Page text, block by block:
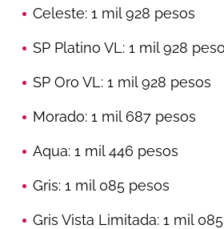
Celeste: 1 mil 928 pesos
SP Platino VL: 1 mil 928
SP Oro VL: 1 mil 928 pesos
Morado: 1 mil 687 pesos
Aqua: 1 mil 446 pesos
Gris: 1 mil 085 pesos
Gris Vista Limitada: 1 mil